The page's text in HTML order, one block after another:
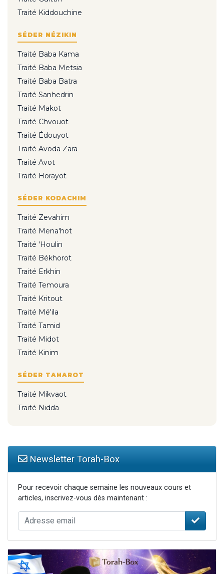
Traité Kiddouchine
SÉDER NÉZIKIN
Traité Baba Kama
Traité Baba Metsia
Traité Baba Batra
Traité Sanhedrin
Traité Makot
Traité Chvouot
Traité Édouyot
Traité Avoda Zara
Traité Avot
Traité Horayot
SÉDER KODACHIM
Traité Zevahim
Traité Mena'hot
Traité 'Houlin
Traité Békhorot
Traité Erkhin
Traité Temoura
Traité Kritout
Traité Mé'ila
Traité Tamid
Traité Midot
Traité Kinim
SÉDER TAHAROT
Traité Mikvaot
Traité Nidda
Newsletter Torah-Box
Pour recevoir chaque semaine les nouveaux cours et
articles, inscrivez-vous dès maintenant :